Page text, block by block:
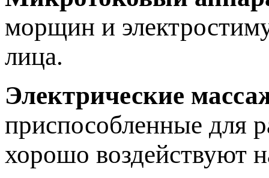
морщин и
лица.
Электрические
приспособленные для
хорошо воздействуют